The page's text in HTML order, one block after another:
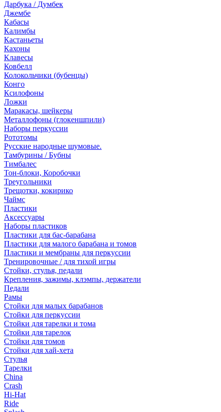
Дарбука / Думбек
Джембе
Кабасы
Калимбы
Кастаньеты
Кахоны
Клавесы
Ковбелл
Колокольчики (бубенцы)
Конго
Ксилофоны
Ложки
Маракасы, шейкеры
Металлофоны (глокеншпили)
Наборы перкуссии
Рототомы
Русские народные шумовые.
Тамбурины / Бубны
Тимбалес
Тон-блоки, Коробочки
Треугольники
Трещотки, кокирико
Чаймс
Пластики
Аксессуары
Наборы пластиков
Пластики для бас-барабана
Пластики для малого барабана и томов
Пластики и мембраны для перкуссии
Тренировочные / для тихой игры
Стойки, стулья, педали
Крепления, зажимы, клэмпы, держатели
Педали
Рамы
Стойки для малых барабанов
Стойки для перкуссии
Стойки для тарелки и тома
Стойки для тарелок
Стойки для томов
Стойки для хай-хета
Стулья
Тарелки
China
Crash
Hi-Hat
Ride